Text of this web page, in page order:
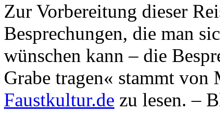
Zur Vorbereitung dieser
Besprechungen, die man
wünschen kann – die
Grabe tragen« stammt
Faustkultur.de zu lesen. –